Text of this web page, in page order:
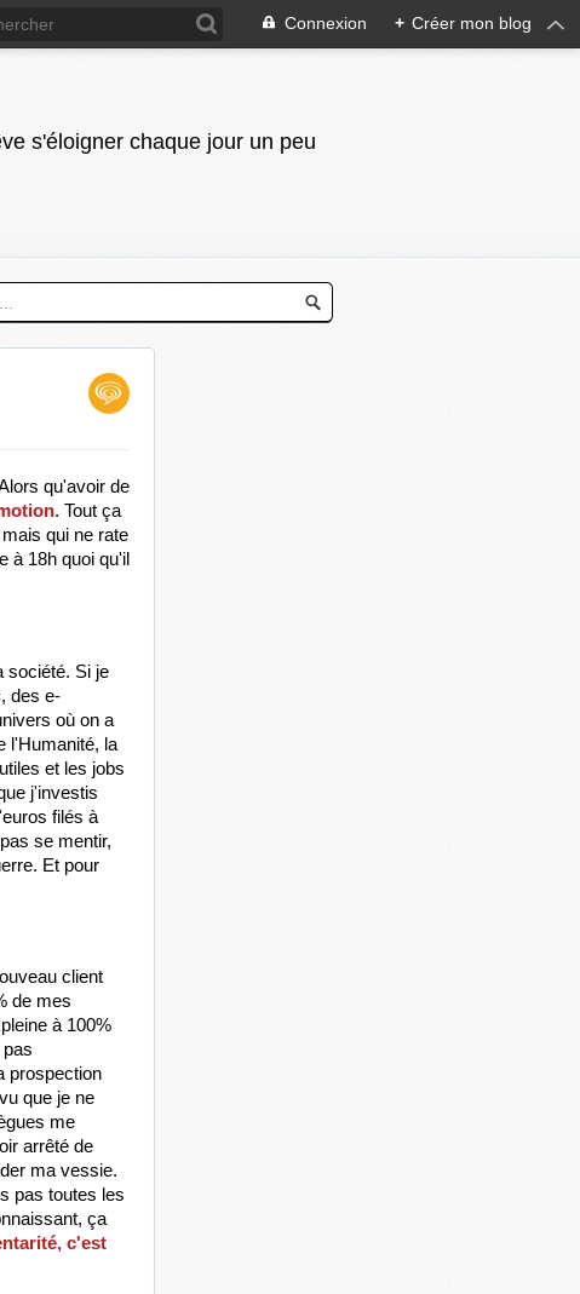
Connexion + Créer mon blog
s'éloigner chaque jour un peu
qu'avoir de
. Tout ça
qui ne rate
à 18h quoi qu'il
société. Si je
des e-
où on a
l'Humanité, la
et les jobs
j'investis
filés à
se mentir,
Et pour
client
de mes
à 100%
prospection
que je ne
me
arrêté de
ma vessie.
pas toutes les
ça
c'est